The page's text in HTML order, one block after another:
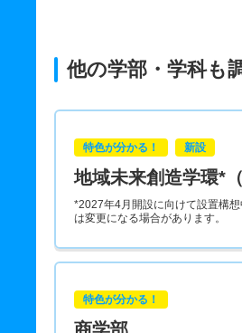
他の学部・学科も
特色が分かる！ 新設
地域未来創造学環*（
*2027年4月開設に向けて設置構
は変更になる場合があります。
特色が分かる！